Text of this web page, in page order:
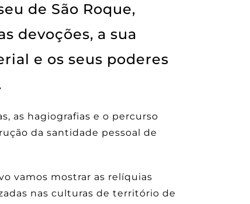
de São Roque,
devoções, a sua
e os seus poderes
as hagiografias e o percurso
da santidade pessoal de
vamos mostrar as relíquias
nas culturas de território de